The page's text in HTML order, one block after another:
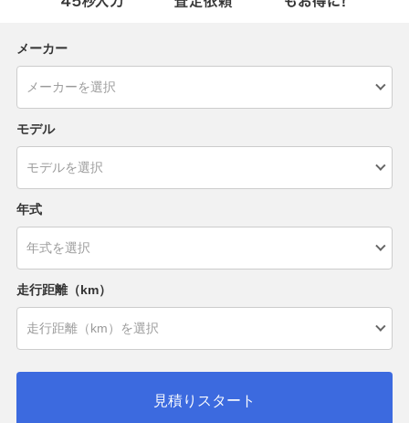
メーカー
モデル
年式
走行距離（km）
見積りスタート